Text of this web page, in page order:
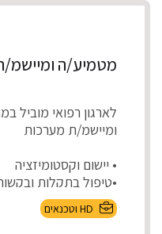
מטמיע/ה
לארגון רפואי מוביל
ומיישמ/ת מערכות
• יישום וקסטומיזציה
•טיפול בתקלות
•בדיקות קבלה לפיתוח...
HD וטכנאים